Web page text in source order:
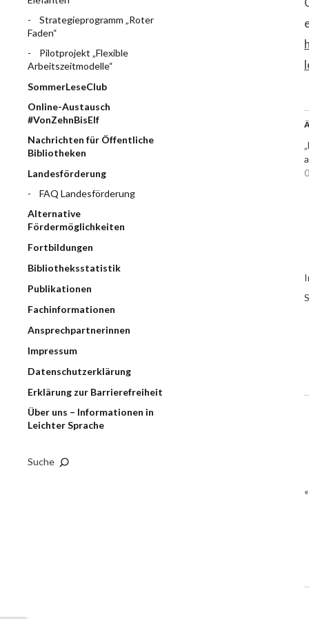
Strategieprogramm „Roter
Faden“
Pilotprojekt „Flexible
Arbeitszeitmodelle“
SommerLeseClub
Online-Austausch
#VonZehnBisElf
Nachrichten für Öffentliche
Bibliotheken
Landesförderung
FAQ Landesförderung
Alternative
Fördermöglichkeiten
Fortbildungen
Bibliotheksstatistik
Publikationen
Fachinformationen
Ansprechpartnerinnen
Impressum
Datenschutzerklärung
Erklärung zur Barrierefreiheit
Über uns – Informationen in
Leichter Sprache
Suche